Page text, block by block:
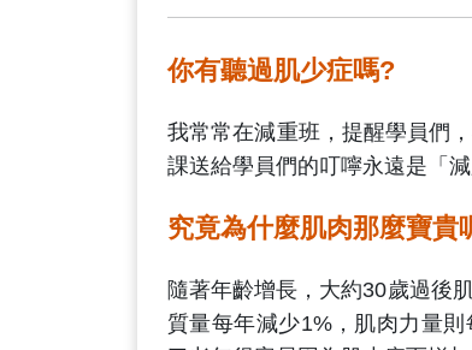
你有聽過肌少症嗎?
我常常在減重班，提醒學員們
課送給學員們的叮嚀永遠是「
究竟為什麼肌肉那麼寶貴
隨著年齡增長，大約30歲過後
質量每年減少1%，肌肉力量